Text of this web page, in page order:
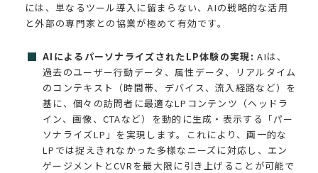
には、単なるツール導入に留まらない、AIの戦略的な活用
と外部の専門家との協業が極めて有効です。
AIによるパーソナライズされたLP体験の実現: AIは、
過去のユーザー行動データ、属性データ、リアルタイム
のコンテキスト（時間帯、デバイス、流入経路など）を
基に、個々の訪問者に最適なLPコンテンツ（ヘッドラ
イン、画像、CTAなど）を動的に生成・表示する「パー
ソナライズLP」を実現します。これにより、画一的な
LPでは捉えきれなかった多様なニーズに対応し、エン
ゲージメントとCVRを最大限に引き上げることが可能で